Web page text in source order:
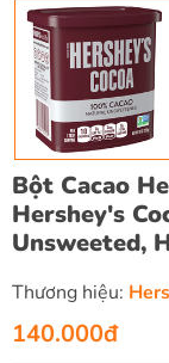
Bột Cacao
Hershey's
Unsweeted,
Thương hiệu:
140.000đ